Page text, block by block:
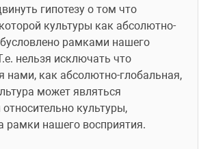
гипотезу о том что
культуры как абсолютно-
рамками нашего
нельзя исключать что
нами, как абсолютно-глобальная,
может являться
относительно культуры,
рамки нашего восприятия.